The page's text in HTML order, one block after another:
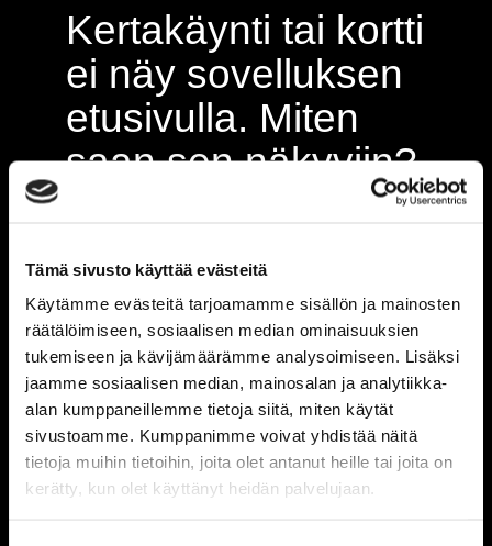
Tämä sivusto käyttää evästeitä
Käytämme evästeitä tarjoamamme sisällön ja mainosten
räätälöimiseen, sosiaalisen median ominaisuuksien
tukemiseen ja kävijämäärämme analysoimiseen. Lisäksi
jaamme sosiaalisen median, mainosalan ja analytiikka-
alan kumppaneillemme tietoja siitä, miten käytät
sivustoamme. Kumppanimme voivat yhdistää näitä
tietoja muihin tietoihin, joita olet antanut heille tai joita on
kerätty, kun olet käyttänyt heidän palvelujaan.
Kertakäynti tai kortti
ei näy sovelluksen
etusivulla. Miten
saan sen näkyviin?
päivittymisessä tilille voi kestää
Tarkista myös, että olet
kirjautuneena oikean salin
näkymään. Esimerkiksi jos olet
kirjautuneena Porvoon
PTVGYMin näkymään, Joensuun
salille ostetut tuotteet eivät näy
etusivulla.